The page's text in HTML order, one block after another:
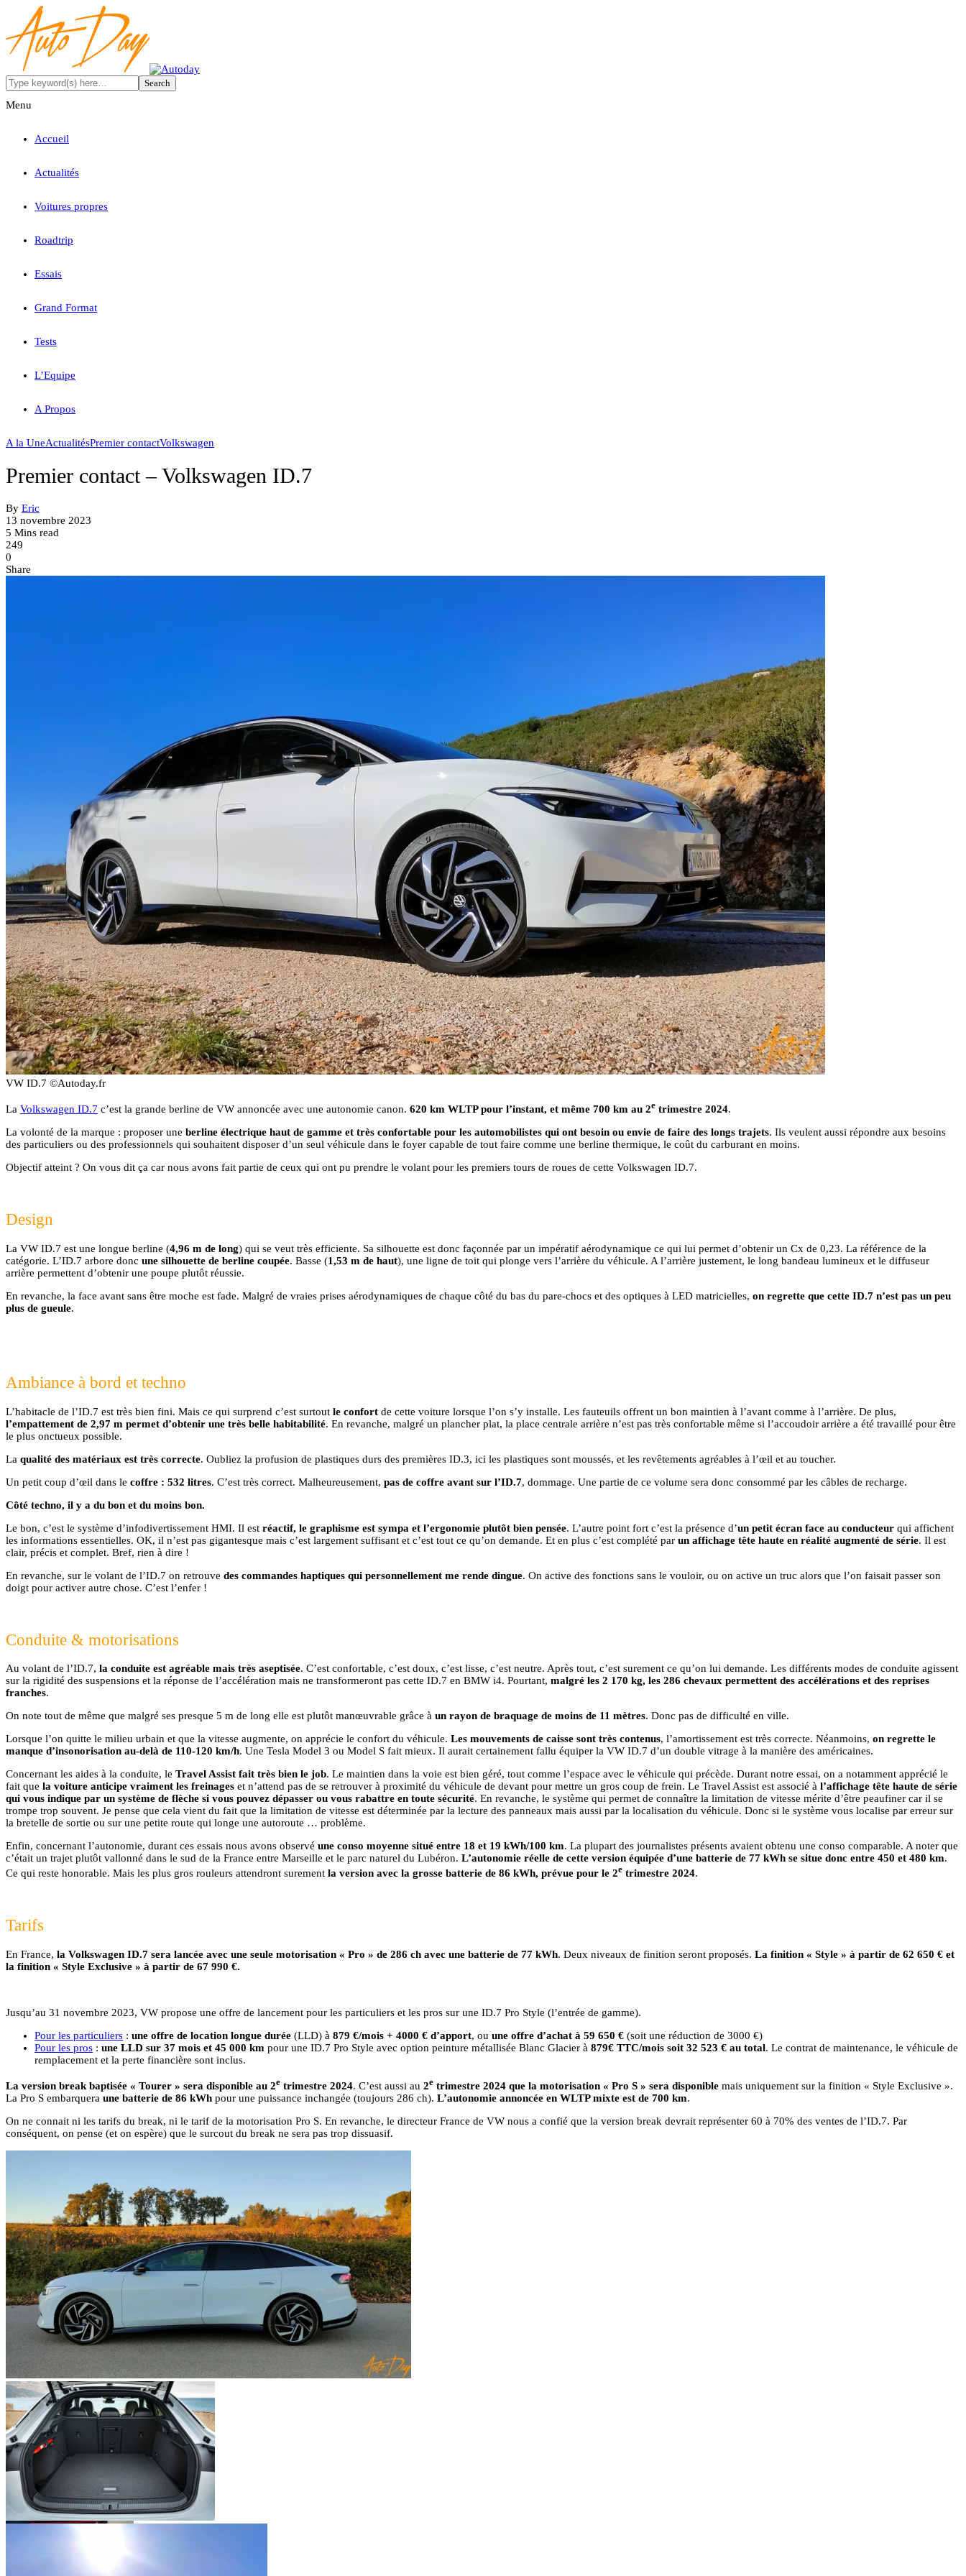
Menu
Accueil
Actualités
Voitures propres
Roadtrip
Essais
Grand Format
Tests
L’Equipe
A Propos
A la UneActualitésPremier contactVolkswagen
Premier contact – Volkswagen ID.7
By Eric
13 novembre 2023
5 Mins read
249
0
Share
VW ID.7 ©Autoday.fr
La Volkswagen ID.7 c’est la grande berline de VW annoncée avec une autonomie canon. 620 km WLTP pour l’instant, et même 700 km au 2e trimestre 2024.
La volonté de la marque : proposer une berline électrique haut de gamme et très confortable pour les automobilistes qui ont besoin ou envie de faire des longs trajets. Ils veulent aussi répondre aux besoins
des particuliers ou des professionnels qui souhaitent disposer d’un seul véhicule dans le foyer capable de tout faire comme une berline thermique, le coût du carburant en moins.
Objectif atteint ? On vous dit ça car nous avons fait partie de ceux qui ont pu prendre le volant pour les premiers tours de roues de cette Volkswagen ID.7.
Design
La VW ID.7 est une longue berline (4,96 m de long) qui se veut très efficiente. Sa silhouette est donc façonnée par un impératif aérodynamique ce qui lui permet d’obtenir un Cx de 0,23. La référence de la
catégorie. L’ID.7 arbore donc une silhouette de berline coupée. Basse (1,53 m de haut), une ligne de toit qui plonge vers l’arrière du véhicule. A l’arrière justement, le long bandeau lumineux et le diffuseur
arrière permettent d’obtenir une poupe plutôt réussie.
En revanche, la face avant sans être moche est fade. Malgré de vraies prises aérodynamiques de chaque côté du bas du pare-chocs et des optiques à LED matricielles, on regrette que cette ID.7 n’est pas un peu
plus de gueule.
Ambiance à bord et techno
L’habitacle de l’ID.7 est très bien fini. Mais ce qui surprend c’est surtout le confort de cette voiture lorsque l’on s’y installe. Les fauteuils offrent un bon maintien à l’avant comme à l’arrière. De plus,
l’empattement de 2,97 m permet d’obtenir une très belle habitabilité. En revanche, malgré un plancher plat, la place centrale arrière n’est pas très confortable même si l’accoudoir arrière a été travaillé pour être
le plus onctueux possible.
La qualité des matériaux est très correcte. Oubliez la profusion de plastiques durs des premières ID.3, ici les plastiques sont moussés, et les revêtements agréables à l’œil et au toucher.
Un petit coup d’œil dans le coffre : 532 litres. C’est très correct. Malheureusement, pas de coffre avant sur l’ID.7, dommage. Une partie de ce volume sera donc consommé par les câbles de recharge.
Côté techno, il y a du bon et du moins bon.
Le bon, c’est le système d’infodivertissement HMI. Il est réactif, le graphisme est sympa et l’ergonomie plutôt bien pensée. L’autre point fort c’est la présence d’un petit écran face au conducteur qui affichent
les informations essentielles. OK, il n’est pas gigantesque mais c’est largement suffisant et c’est tout ce qu’on demande. Et en plus c’est complété par un affichage tête haute en réalité augmenté de série. Il est
clair, précis et complet. Bref, rien à dire !
En revanche, sur le volant de l’ID.7 on retrouve des commandes haptiques qui personnellement me rende dingue. On active des fonctions sans le vouloir, ou on active un truc alors que l’on faisait passer son
doigt pour activer autre chose. C’est l’enfer !
Conduite & motorisations
Au volant de l’ID.7, la conduite est agréable mais très aseptisée. C’est confortable, c’est doux, c’est lisse, c’est neutre. Après tout, c’est surement ce qu’on lui demande. Les différents modes de conduite agissent
sur la rigidité des suspensions et la réponse de l’accélération mais ne transformeront pas cette ID.7 en BMW i4. Pourtant, malgré les 2 170 kg, les 286 chevaux permettent des accélérations et des reprises
franches.
On note tout de même que malgré ses presque 5 m de long elle est plutôt manœuvrable grâce à un rayon de braquage de moins de 11 mètres. Donc pas de difficulté en ville.
Lorsque l’on quitte le milieu urbain et que la vitesse augmente, on apprécie le confort du véhicule. Les mouvements de caisse sont très contenus, l’amortissement est très correcte. Néanmoins, on regrette le
manque d’insonorisation au-delà de 110-120 km/h. Une Tesla Model 3 ou Model S fait mieux. Il aurait certainement fallu équiper la VW ID.7 d’un double vitrage à la manière des américaines.
Concernant les aides à la conduite, le Travel Assist fait très bien le job. Le maintien dans la voie est bien géré, tout comme l’espace avec le véhicule qui précède. Durant notre essai, on a notamment apprécié le
fait que la voiture anticipe vraiment les freinages et n’attend pas de se retrouver à proximité du véhicule de devant pour mettre un gros coup de frein. Le Travel Assist est associé à l’affichage tête haute de série
qui vous indique par un système de flèche si vous pouvez dépasser ou vous rabattre en toute sécurité. En revanche, le système qui permet de connaître la limitation de vitesse mérite d’être peaufiner car il se
trompe trop souvent. Je pense que cela vient du fait que la limitation de vitesse est déterminée par la lecture des panneaux mais aussi par la localisation du véhicule. Donc si le système vous localise par erreur sur
la bretelle de sortie ou sur une petite route qui longe une autoroute … problème.
Enfin, concernant l’autonomie, durant ces essais nous avons observé une conso moyenne situé entre 18 et 19 kWh/100 km. La plupart des journalistes présents avaient obtenu une conso comparable. A noter que
c’était un trajet plutôt vallonné dans le sud de la France entre Marseille et le parc naturel du Lubéron. L’autonomie réelle de cette version équipée d’une batterie de 77 kWh se situe donc entre 450 et 480 km.
Ce qui reste honorable. Mais les plus gros rouleurs attendront surement la version avec la grosse batterie de 86 kWh, prévue pour le 2e trimestre 2024.
Tarifs
En France, la Volkswagen ID.7 sera lancée avec une seule motorisation « Pro » de 286 ch avec une batterie de 77 kWh. Deux niveaux de finition seront proposés. La finition « Style » à partir de 62 650 € et
la finition « Style Exclusive » à partir de 67 990 €.
Jusqu’au 31 novembre 2023, VW propose une offre de lancement pour les particuliers et les pros sur une ID.7 Pro Style (l’entrée de gamme).
Pour les particuliers : une offre de location longue durée (LLD) à 879 €/mois + 4000 € d’apport, ou une offre d’achat à 59 650 € (soit une réduction de 3000 €)
Pour les pros : une LLD sur 37 mois et 45 000 km pour une ID.7 Pro Style avec option peinture métallisée Blanc Glacier à 879€ TTC/mois soit 32 523 € au total. Le contrat de maintenance, le véhicule de
remplacement et la perte financière sont inclus.
La version break baptisée « Tourer » sera disponible au 2e trimestre 2024. C’est aussi au 2e trimestre 2024 que la motorisation « Pro S » sera disponible mais uniquement sur la finition « Style Exclusive ».
La Pro S embarquera une batterie de 86 kWh pour une puissance inchangée (toujours 286 ch). L’autonomie annoncée en WLTP mixte est de 700 km.
On ne connait ni les tarifs du break, ni le tarif de la motorisation Pro S. En revanche, le directeur France de VW nous a confié que la version break devrait représenter 60 à 70% des ventes de l’ID.7. Par
conséquent, on pense (et on espère) que le surcout du break ne sera pas trop dissuasif.
VW ID.7 ©Autoday.fr
VW ID.7 – 532 litres de coffre